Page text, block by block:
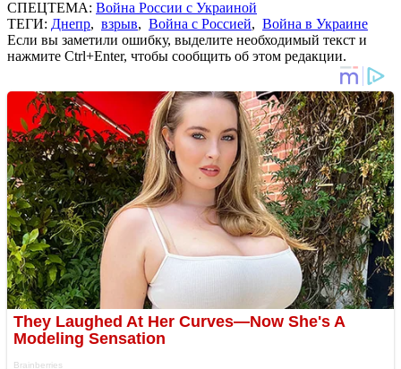
СПЕЦТЕМА: Война России с Украиной
ТЕГИ: Днепр, взрыв, Война с Россией, Война в Украине
Если вы заметили ошибку, выделите необходимый текст и
нажмите Ctrl+Enter, чтобы сообщить об этом редакции.